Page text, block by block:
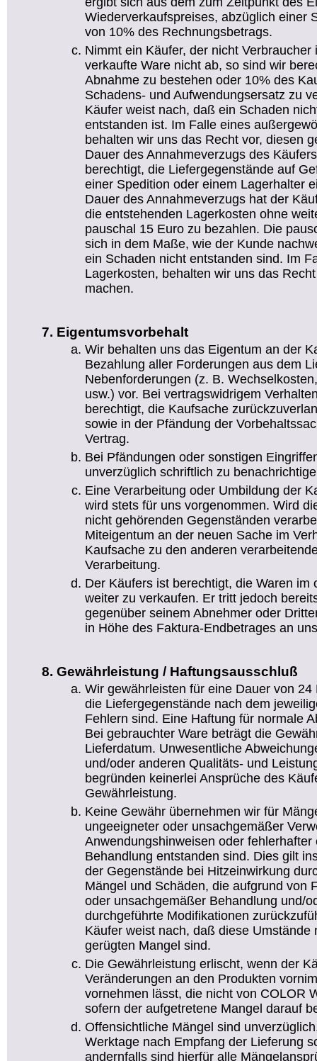
Wiederverkaufspreises, abzüglich einer
von 10% des Rechnungsbetrags.
Nimmt ein Käufer, der nicht
verkaufte Ware nicht ab, so sind wir
Abnahme zu bestehen oder 10% des
Schadens- und Aufwendungsersatz zu
Käufer weist nach, daß ein Schaden
entstanden ist. Im Falle eines
behalten wir uns das Recht vor, diesen
Dauer des Annahmeverzugs des
berechtigt, die Liefergegenstände auf
einer Spedition oder einem Lagerhalter
Dauer des Annahmeverzugs hat der
die entstehenden Lagerkosten ohne
pauschal 15 Euro zu bezahlen. Die
sich in dem Maße, wie der Kunde
ein Schaden nicht entstanden sind. Im
Lagerkosten, behalten wir uns das
machen.
Eigentumsvorbehalt
Wir behalten uns das Eigentum an der
Bezahlung aller Forderungen aus dem
Nebenforderungen (z. B.
usw.) vor. Bei vertragswidrigem
berechtigt, die Kaufsache
sowie in der Pfändung der
Vertrag.
Bei Pfändungen oder sonstigen
unverzüglich schriftlich zu
Eine Verarbeitung oder Umbildung der
wird stets für uns vorgenommen. Wird
nicht gehörenden Gegenständen
Miteigentum an der neuen Sache im
Kaufsache zu den anderen
Verarbeitung.
Der Käufers ist berechtigt, die Waren im
weiter zu verkaufen. Er tritt jedoch
gegenüber seinem Abnehmer oder
in Höhe des Faktura-Endbetrages an
Gewährleistung / Haftungsausschluß
Wir gewährleisten für eine Dauer von
die Liefergegenstände nach dem
Fehlern sind. Eine Haftung für normale
Bei gebrauchter Ware beträgt die
Lieferdatum. Unwesentliche
und/oder anderen Qualitäts- und
begründen keinerlei Ansprüche des
Gewährleistung.
Keine Gewähr übernehmen wir für
ungeeigneter oder unsachgemäßer
Anwendungshinweisen oder fehlerhafter
Behandlung entstanden sind. Dies gilt
der Gegenstände bei Hitzeinwirkung
Mängel und Schäden, die aufgrund von
oder unsachgemäßer Behandlung und/
durchgeführte Modifikationen
Käufer weist nach, daß diese Umstände
gerügten Mangel sind.
Die Gewährleistung erlischt, wenn der
Veränderungen an den Produkten
vornehmen lässt, die nicht von COLOR
sofern der aufgetretene Mangel darauf
Offensichtliche Mängel sind
Werktage nach Empfang der Lieferung
andernfalls sind hierfür alle